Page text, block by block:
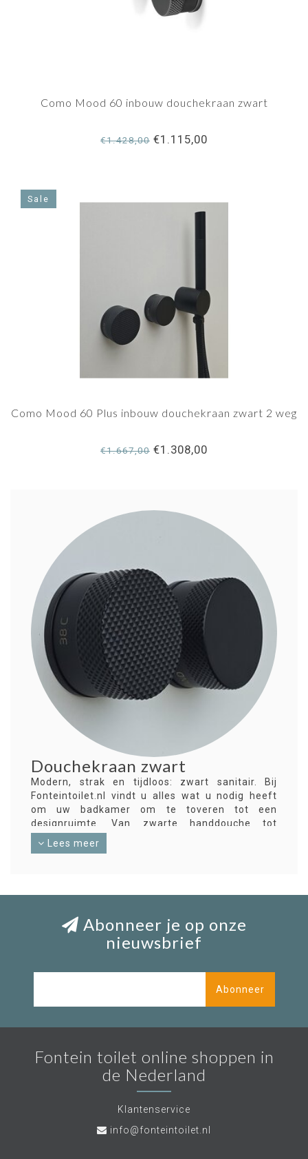
Como Mood 60 inbouw douchekraan zwart
€1.428,00 €1.115,00
Sale
Como Mood 60 Plus inbouw douchekraan zwart 2 weg
€1.667,00 €1.308,00
Douchekraan zwart
Modern, strak en tijdloos: zwart sanitair. Bij
Fonteintoilet.nl vindt u alles wat u nodig heeft
om uw badkamer om te toveren tot een
designruimte. Van zwarte handdouche tot
douchekranen, combineer naar hartenlust. Met
Een zwarte douchekraan
Onze klantenservice staat klaar om u te helpen
Mood 60 zwarte
Meer dan alleen een badkamerkranen. Een
statement van modern design en eenvoud.
scala aan stijlen en kleuren.
Geen kopieën, maar originele, moderne
Lees meer
Abonneer je op onze
nieuwsbrief
Abonneer
Fontein toilet online shoppen in
de Nederland
Klantenservice
info@fonteintoilet.nl